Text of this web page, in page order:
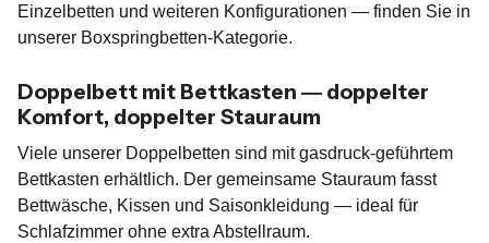
Einzelbetten und weiteren Konfigurationen — finden Sie in
unserer Boxspringbetten-Kategorie.
Doppelbett mit Bettkasten — doppelter
Komfort, doppelter Stauraum
Viele unserer Doppelbetten sind mit gasdruck-geführtem
Bettkasten erhältlich. Der gemeinsame Stauraum fasst
Bettwäsche, Kissen und Saisonkleidung — ideal für
Schlafzimmer ohne extra Abstellraum.